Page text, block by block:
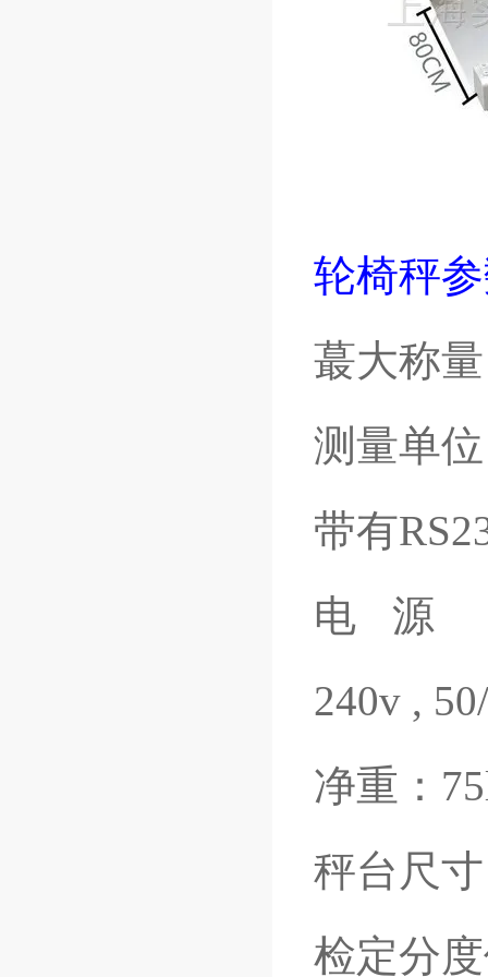
轮椅秤
蕞大称
测量单
带有
电源
240v ,
净重：
秤台尺
检定分